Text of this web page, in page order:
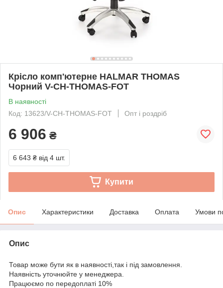
Крісло комп'ютерне HALMAR THOMAS
Чорний V-CH-THOMAS-FOT
В наявності
Код: 13623/V-CH-THOMAS-FOT
Опт і роздріб
6 906 ₴
6 643 ₴ від 4 шт.
Купити
Опис Характеристики Доставка Оплата Умови
Опис
Товар може бути як в наявності,так і під замовлення.
Наявність уточнюйте у менеджера.
Працюємо по передоплаті 10%